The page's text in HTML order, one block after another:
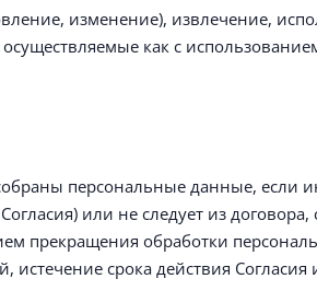
изменение), извлечение,
как с
персональные данные, если
или не следует из
прекращения обработки
срока действия